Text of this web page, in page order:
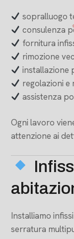
sopralluogo
consulenza
fornitura
rimozione
installazione
regolazioni e
assistenza
Ogni lavoro
attenzione ai
Installiamo
serratura